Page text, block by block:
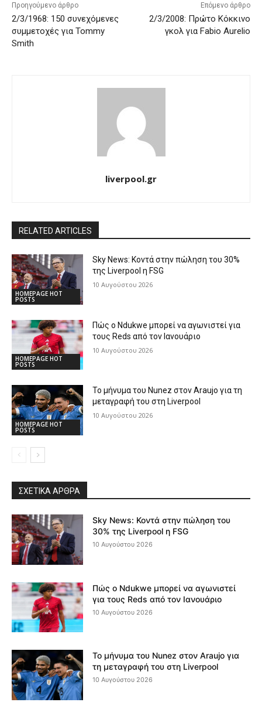
Προηγούμενο άρθρο
2/3/1968: 150 συνεχόμενες
συμμετοχές για Tommy
Smith
Επόμενο άρθρο
2/3/2008: Πρώτο Κόκκινο
γκολ για Fabio Aurelio
liverpool.gr
RELATED ARTICLES
HOMEPAGE HOT
POSTS
Sky News: Κοντά στην πώληση του 30%
της Liverpool η FSG
10 Αυγούστου 2026
HOMEPAGE HOT
POSTS
Πώς ο Ndukwe μπορεί να αγωνιστεί για
τους Reds από τον Ιανουάριο
10 Αυγούστου 2026
HOMEPAGE HOT
POSTS
Το μήνυμα του Nunez στον Araujo για τη
μεταγραφή του στη Liverpool
10 Αυγούστου 2026
ΣΧΕΤΙΚΆ ΆΡΘΡΑ
Sky News: Κοντά στην πώληση του
30% της Liverpool η FSG
10 Αυγούστου 2026
Πώς ο Ndukwe μπορεί να αγωνιστεί
για τους Reds από τον Ιανουάριο
10 Αυγούστου 2026
Το μήνυμα του Nunez στον Araujo για
τη μεταγραφή του στη Liverpool
10 Αυγούστου 2026